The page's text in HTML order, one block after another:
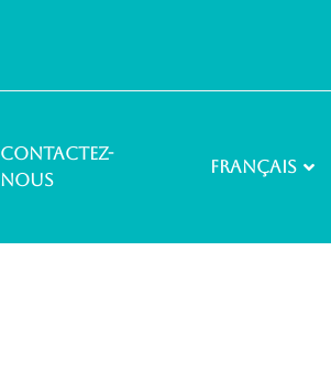
Contactez-
nous
Français